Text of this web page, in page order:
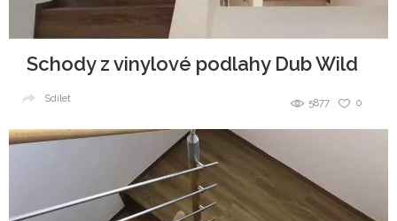
Schody z vinylové podlahy Dub Wild
0
5877
Sdílet